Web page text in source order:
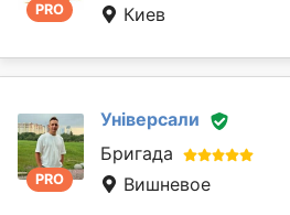
PRO
Киев
PRO
Універсали
Бригада
Вишневое